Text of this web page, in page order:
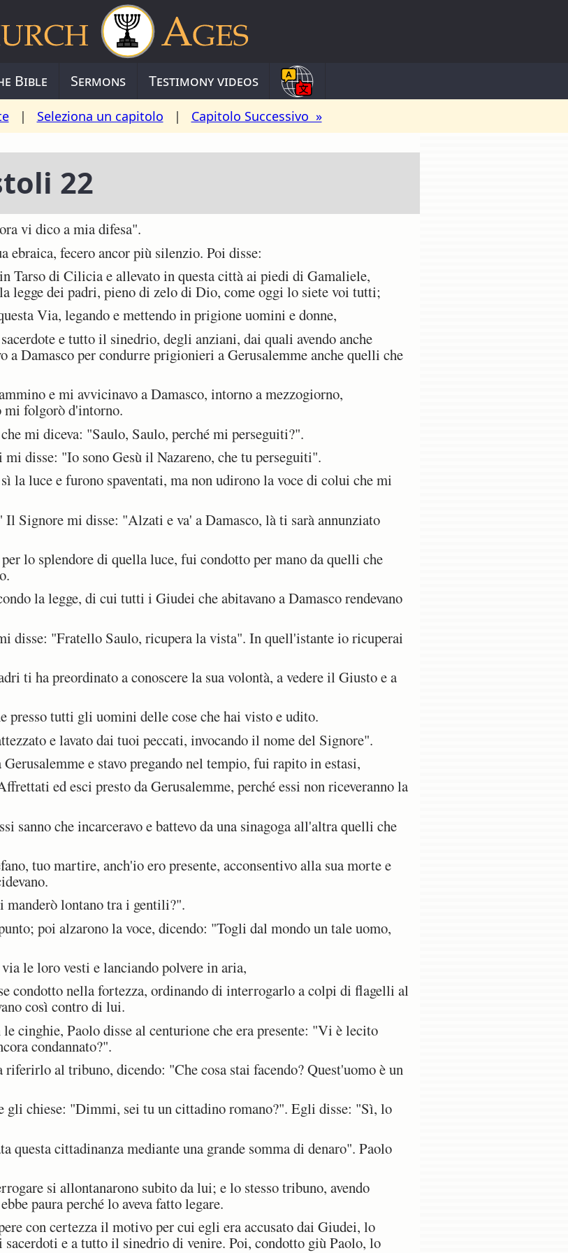
Bible Sermons Testimony videos
| Seleziona un capitolo | Capitolo Successivo »
22
vi dico a mia difesa".
fecero ancor più silenzio. Poi disse:
Tarso di Cilicia e allevato in questa città ai piedi di Gamaliele,
legge dei padri, pieno di zelo di Dio, come oggi lo siete voi tutti;
Via, legando e mettendo in prigione uomini e donne,
e tutto il sinedrio, degli anziani, dai quali avendo anche
Damasco per condurre prigionieri a Gerusalemme anche quelli che
e mi avvicinavo a Damasco, intorno a mezzogiorno,
mi folgorò d'intorno.
mi diceva: "Saulo, Saulo, perché mi perseguiti?".
disse: "Io sono Gesù il Nazareno, che tu perseguiti".
la luce e furono spaventati, ma non udirono la voce di colui che mi
Signore mi disse: "Alzati e va' a Damasco, là ti sarà annunziato
lo splendore di quella luce, fui condotto per mano da quelli che
la legge, di cui tutti i Giudei che abitavano a Damasco rendevano
disse: "Fratello Saulo, ricupera la vista". In quell'istante io ricuperai
ti ha preordinato a conoscere la sua volontà, a vedere il Giusto e a
presso tutti gli uomini delle cose che hai visto e udito.
e lavato dai tuoi peccati, invocando il nome del Signore".
e stavo pregando nel tempio, fui rapito in estasi,
ed esci presto da Gerusalemme, perché essi non riceveranno la
sanno che incarceravo e battevo da una sinagoga all'altra quelli che
tuo martire, anch'io ero presente, acconsentivo alla sua morte e
lontano tra i gentili?".
poi alzarono la voce, dicendo: "Togli dal mondo un tale uomo,
le loro vesti e lanciando polvere in aria,
condotto nella fortezza, ordinando di interrogarlo a colpi di flagelli al
così contro di lui.
cinghie, Paolo disse al centurione che era presente: "Vi è lecito
condannato?".
al tribuno, dicendo: "Che cosa stai facendo? Quest'uomo è un
gli chiese: "Dimmi, sei tu un cittadino romano?". Egli disse: "Sì, lo
questa cittadinanza mediante una grande somma di denaro". Paolo
si allontanarono subito da lui; e lo stesso tribuno, avendo
paura perché lo aveva fatto legare.
con certezza il motivo per cui egli era accusato dai Giudei, lo
e a tutto il sinedrio di venire. Poi, condotto giù Paolo, lo